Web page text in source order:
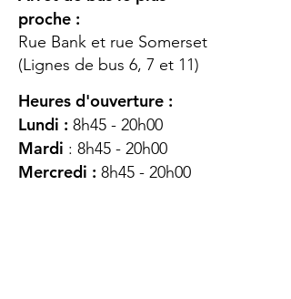
proche :
Rue Bank et rue Somerset
(Lignes de bus 6, 7 et 11)
Heures d'ouverture :
Lundi : 8h45 - 20h00
Mardi : 8h45 - 20h00
Mercredi : 8h45 - 20h00